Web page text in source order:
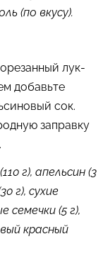
(по вкусу).
лук-
добавьте
сок.
заправку
г), апельсин (3
г), сухие
семечки (5 г),
красный